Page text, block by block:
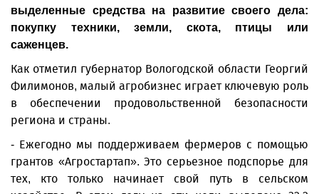
выделенные средства на развитие своего дела:
покупку техники, земли, скота, птицы или
саженцев.
Как отметил губернатор Вологодской области Георгий
Филимонов, малый агробизнес играет ключевую роль
в обеспечении продовольственной безопасности
региона и страны.
- Ежегодно мы поддерживаем фермеров с помощью
грантов «Агростартап». Это серьезное подспорье для
тех, кто только начинает свой путь в сельском